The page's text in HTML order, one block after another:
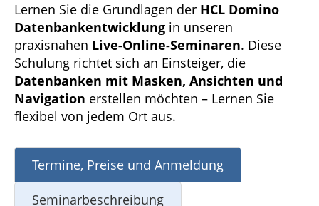
Lernen Sie die Grundlagen der HCL Domino
Datenbankentwicklung in unseren
praxisnahen Live-Online-Seminaren. Diese
Schulung richtet sich an Einsteiger, die
Datenbanken mit Masken, Ansichten und
Navigation erstellen möchten – Lernen Sie
flexibel von jedem Ort aus.
Termine, Preise und Anmeldung
Seminarbeschreibung